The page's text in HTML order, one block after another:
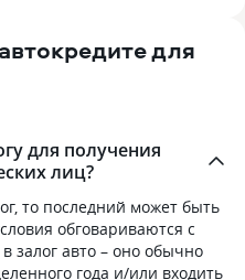
для
для получения
лиц?
то последний может быть
обговариваются с
залог авто – оно обычно
года и/или входить